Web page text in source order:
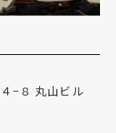
−８ 丸山ビル